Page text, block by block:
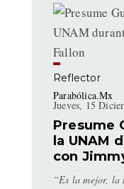
Reflector
Parabólica.Mx
Jueves, 15
Presume
la UNAM
con
“Es la mejor, la